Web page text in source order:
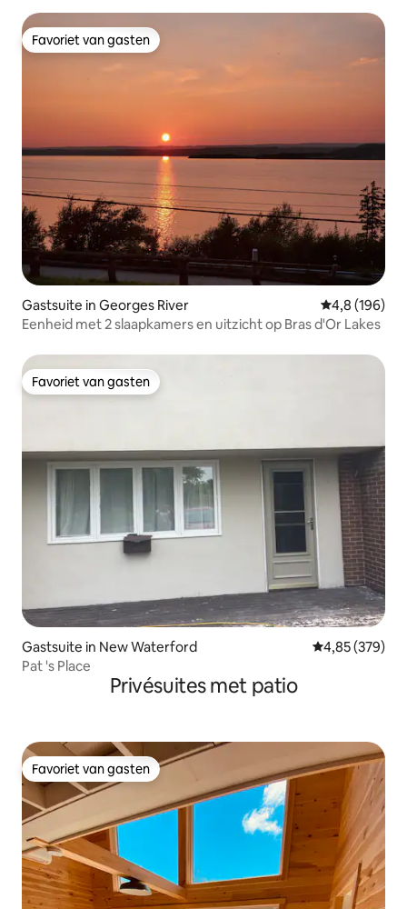
Favoriet van gasten
Favoriet van gasten
Gastsuite in Georges River Gemiddelde
4,8 (196)
Eenheid met 2 slaapkamers en uitzicht op Bras d'Or Lakes
Favoriet van gasten
Favoriet van gasten
Gastsuite in New Waterford Gemiddelde
4,85 (379)
Pat 's Place
Privésuites met patio
Favoriet van gasten
Favoriet van gasten